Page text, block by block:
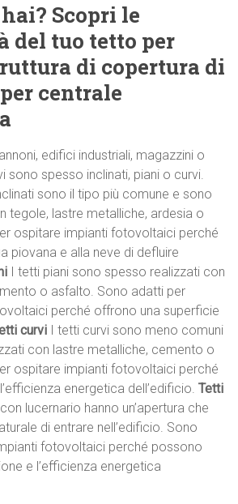
Scopri le
del tuo tetto per
di copertura di
centrale
edifici industriali, magazzini o
sono spesso inclinati, piani o curvi.
sono il tipo più comune e sono
tegole, lastre metalliche, ardesia o
ospitare impianti fotovoltaici perché
piovana e alla neve di defluire
I tetti piani sono spesso realizzati con
o asfalto. Sono adatti per
perché offrono una superficie
curvi I tetti curvi sono meno comuni
con lastre metalliche, cemento o
ospitare impianti fotovoltaici perché
energetica dell’edificio.Tetti
lucernario hanno un’apertura che
di entrare nell’edificio. Sono
fotovoltaici perché possono
e l’efficienza energetica